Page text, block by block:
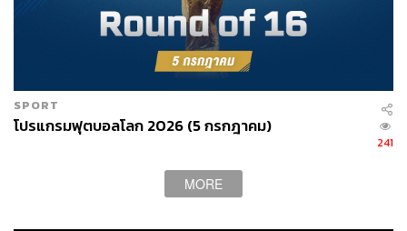
SPORT
โปรแกรมฟุตบอลโลก 2026 (5 กรกฎาคม)
241
MORE